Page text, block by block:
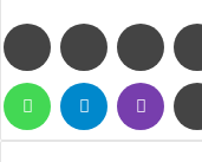
FacebookTwitter
WhatsAppTelegram Viber